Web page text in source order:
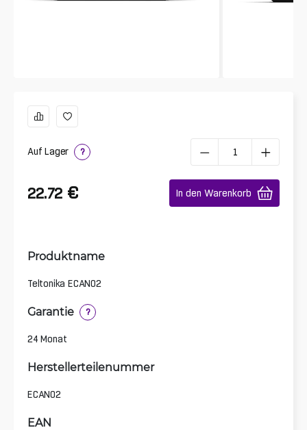
Auf Lager ?
22.72 € In den Warenkorb
Produktname
Teltonika ECAN02
Garantie ?
24 Monat
Herstellerteilenummer
ECAN02
EAN